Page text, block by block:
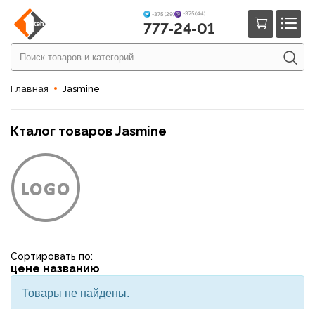
+375 (29) +375 (44)
777-24-01
Главная Jasmine
Кталог товаров Jasmine
Сортировать по:
цене названию
Товары не найдены.